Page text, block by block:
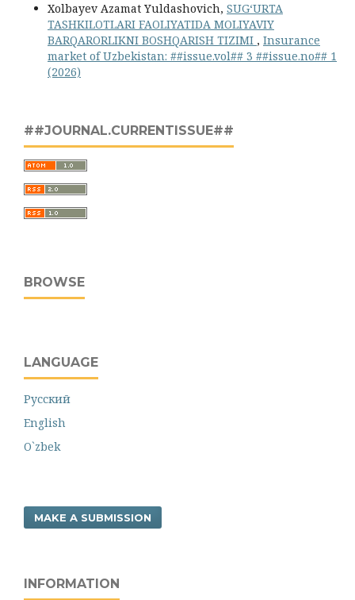
Xolbayev Azamat Yuldashovich, SUGʻURTA
TASHKILOTLARI FAOLIYATIDA MOLIYAVIY
BARQARORLIKNI BOSHQARISH TIZIMI , Insurance
market of Uzbekistan: ##issue.vol## 3 ##issue.no## 1
(2026)
##JOURNAL.CURRENTISSUE##
BROWSE
LANGUAGE
Русский
English
O`zbek
MAKE A SUBMISSION
INFORMATION